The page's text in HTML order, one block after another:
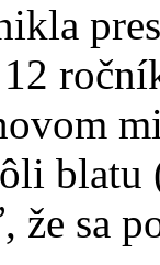
blatu
že sa